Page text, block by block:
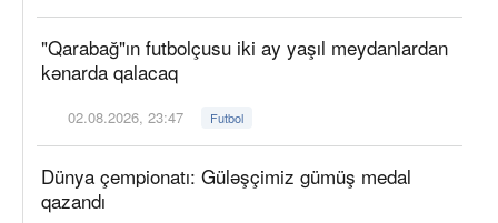
"Qarabağ"ın futbolçusu iki ay yaşıl meydanlardan
kənarda qalacaq
02.08.2026, 23:47 Futbol
Dünya çempionatı: Güləşçimiz gümüş medal
qazandı